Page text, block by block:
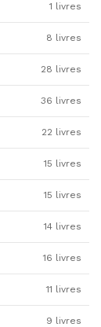
1 livres
8 livres
28 livres
36 livres
22 livres
15 livres
15 livres
14 livres
16 livres
11 livres
9 livres